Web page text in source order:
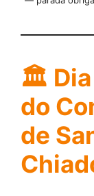
🏛️ Dia
do
de